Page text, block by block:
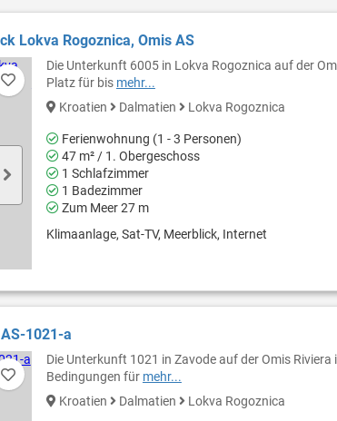
Lokva Rogoznica, Omis AS
Die Unterkunft 6005 in Lokva Rogoznica auf der
Platz für bis mehr...
Kroatien
Dalmatien Lokva Rogoznica
Ferienwohnung (1 - 3 Personen)
47 m² / 1. Obergeschoss
1 Schlafzimmer
1 Badezimmer
Zum Meer 27 m
Klimaanlage, Sat-TV, Meerblick, Internet
1021-a
Die Unterkunft 1021 in Zavode auf der Omis
Bedingungen für mehr...
Kroatien
Dalmatien Lokva Rogoznica